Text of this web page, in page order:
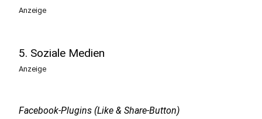
Anzeige
5. Soziale Medien
Anzeige
Facebook-Plugins (Like & Share-Button)